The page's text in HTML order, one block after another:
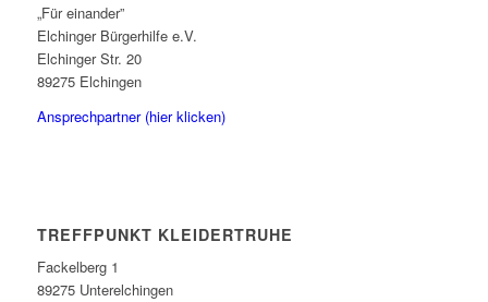
„Für einander”
Elchinger Bürgerhilfe e.V.
Elchinger Str. 20
89275 Elchingen
Ansprechpartner (hier klicken)
TREFFPUNKT KLEIDERTRUHE
Fackelberg 1
89275 Unterelchingen